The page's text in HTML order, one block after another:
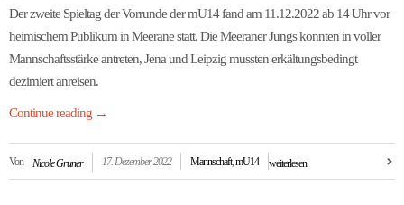
Der zweite Spieltag der Vorrunde der mU14 fand am 11.12.2022 ab 14 Uhr vor
heimischem Publikum in Meerane statt. Die Meeraner Jungs konnten in voller
Mannschaftsstärke antreten, Jena und Leipzig mussten erkältungsbedingt
dezimiert anreisen.
Continue reading →
Von Nicole Gruner 17. Dezember 2022 Mannschaft,mU14 weiterlesen